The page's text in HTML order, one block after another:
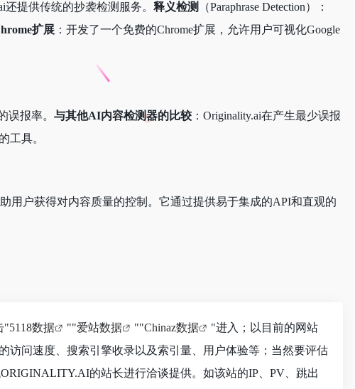
还提供传统的抄袭检测服务。 释义检测
（Paraphrase Detection）：
扩展 ：开发了一个免费的Chrome扩展，允许用户可视化Google
误报率。 与其他AI内容检测器的比较 ：Originality.ai在产生最少误报
工具。
用户获得对内容质量的控制。它通过提供易于集成的API和直观的
"5118数据 ""爱站数据 ""Chinaz数据
"进入；以目前的网站
问速度、搜索引擎收录以及索引量、用户体验等；当然要评估
的站长进行洽谈提供。如该站的IP、PV、跳出